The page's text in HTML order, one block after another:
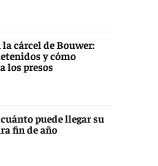
cárcel de Bouwer:
y cómo
los presos
puede llegar su
fin de año